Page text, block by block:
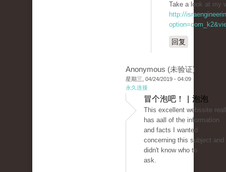
Take a look at my
http://
回复
Anonymous (未验证)
星期三, 04/24/2019 - 04:09
永久连接
冒个泡吧！ | 泡泡
Tһis excellent webssite
has aall of the information
and facts I wanted
concerning thіs subject and
didn't know who to
ask.